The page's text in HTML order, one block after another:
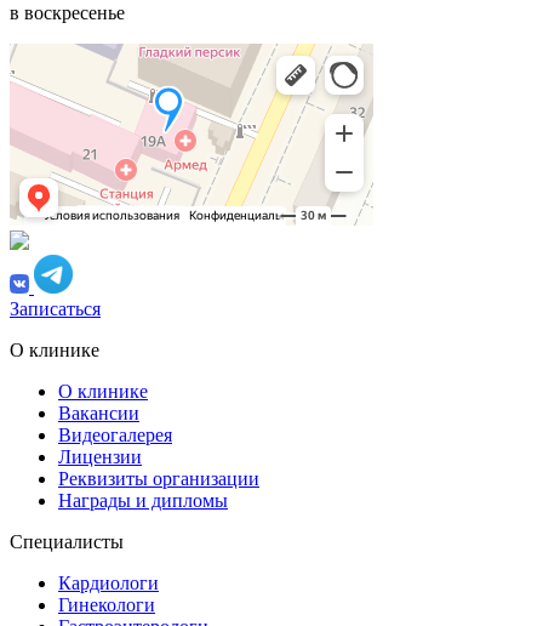
в воскресенье
Записаться
О клинике
О клинике
Вакансии
Видеогалерея
Лицензии
Реквизиты организации
Награды и дипломы
Специалисты
Кардиологи
Гинекологи